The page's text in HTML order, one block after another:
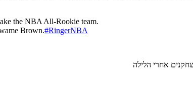
the NBA All-Rookie team.
Brown.#RingerNBA
אחרי הלילה